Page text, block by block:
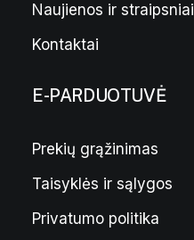
Naujienos ir straipsniai
Kontaktai
E-PARDUOTUVĖ
Prekių grąžinimas
Taisyklės ir sąlygos
Privatumo politika